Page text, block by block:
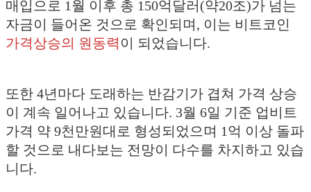
매입으로 1월 이후 총 150억달러(약20조)가 넘는
자금이 들어온 것으로 확인되며, 이는 비트코인
가격상승의 원동력 이 되었습니다.
또한 4년마다 도래하는 반감기가 겹쳐 가격 상승
이 계속 일어나고 있습니다. 3월 6일 기준 업비트
가격 약 9천만원대로 형성되었으며 1억 이상 돌파
할 것으로 내다보는 전망이 다수를 차지하고 있습
니다.